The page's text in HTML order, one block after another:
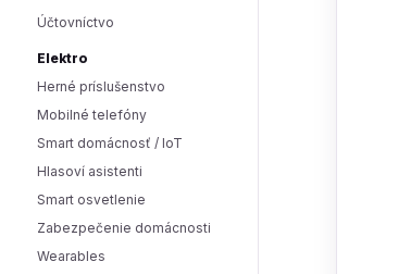
Účtovníctvo
Elektro
Herné príslušenstvo
Mobilné telefóny
Smart domácnosť / IoT
Hlasoví asistenti
Smart osvetlenie
Zabezpečenie domácnosti
Wearables